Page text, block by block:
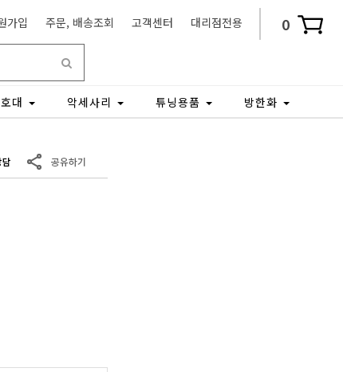
0
가입 주문, 배송조회 고객센터 대리점전용
대 악세사리 튜닝용품
방한화